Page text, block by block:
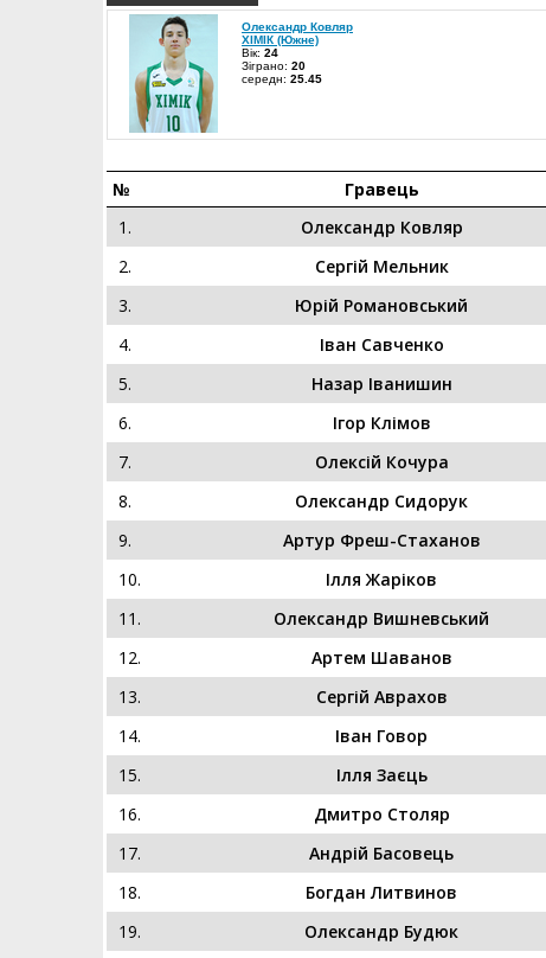
Олександр Ковляр
ХІМІК (Южне)
Вік: 24
Зіграно: 20
середн: 25.45
№ Гравець
1.
Олександр Ковляр
2.
Сергій Мельник
3.
Юрій Романовський
4.
Іван Савченко
5.
Назар Іванишин
6.
Ігор Клімов
7.
Олексій Кочура
8.
Олександр Сидорук
9.
Артур Фреш-Стаханов
10.
Ілля Жаріков
11.
Олександр Вишневський
12.
Артем Шаванов
13.
Сергій Аврахов
14.
Іван Говор
15.
Ілля Заєць
16.
Дмитро Столяр
17.
Андрій Басовець
18.
Богдан Литвинов
19.
Олександр Будюк